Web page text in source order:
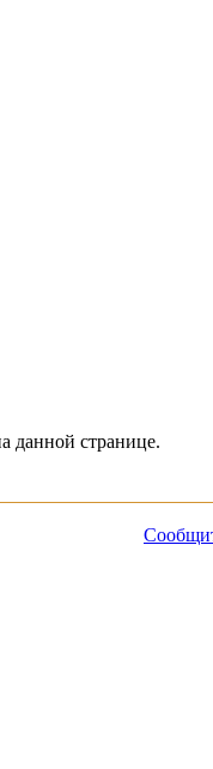
данной странице.